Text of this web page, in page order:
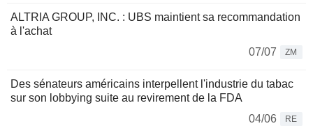
ALTRIA GROUP, INC. : UBS maintient sa recommandation
à l'achat
07/07
ZM
Des sénateurs américains interpellent l'industrie du tabac
sur son lobbying suite au revirement de la FDA
04/06
RE